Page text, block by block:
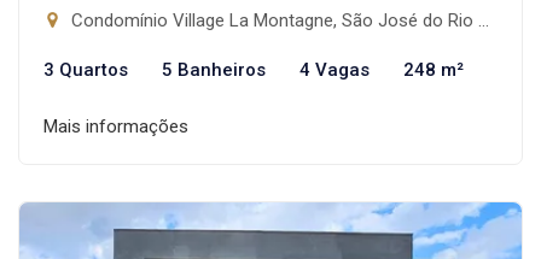
Condomínio Village La Montagne, São José do Rio Preto-SP
3 Quartos 5 Banheiros 4 Vagas 248 m²
Mais informações